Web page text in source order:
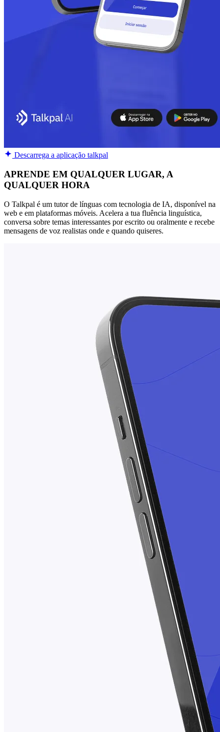
Descarrega a aplicação talkpal
APRENDE EM QUALQUER LUGAR, A
QUALQUER HORA
O Talkpal é um tutor de línguas com tecnologia de IA, disponível na
web e em plataformas móveis. Acelera a tua fluência linguística,
conversa sobre temas interessantes por escrito ou oralmente e recebe
mensagens de voz realistas onde e quando quiseres.